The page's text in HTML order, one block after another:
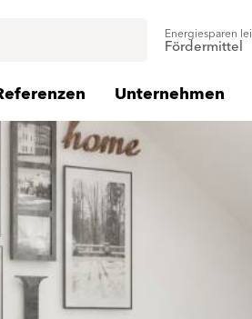
Energiesparen
Fördermittel
Unternehmen